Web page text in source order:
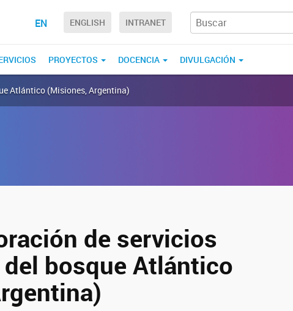
EN ENGLISH INTRANET
PROYECTOS DOCENCIA DIVULGACIÓN
Atlántico (Misiones, Argentina)
de servicios
bosque Atlántico